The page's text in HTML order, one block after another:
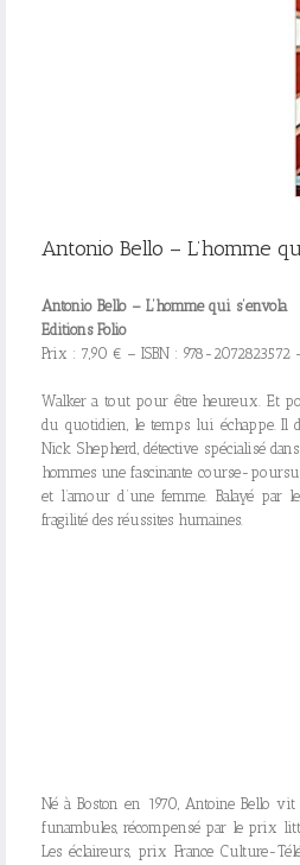
Antonio Bello – L’homme
Antonio Bello – L’homme qui s’envola
Editions Folio
Prix : 7,90 € – ISBN : 978-
Walker a tout pour être heureux. Et
du quotidien, le temps lui échappe. Il
Nick Shepherd, détective spécialisé
hommes une fascinante course-
et l’amour d’une femme. Balayé par
fragilité des réussites humaines.
Né à Boston en 1970, Antoine Bello
funambules, récompensé par le prix
Les éclaireurs, prix France Culture-